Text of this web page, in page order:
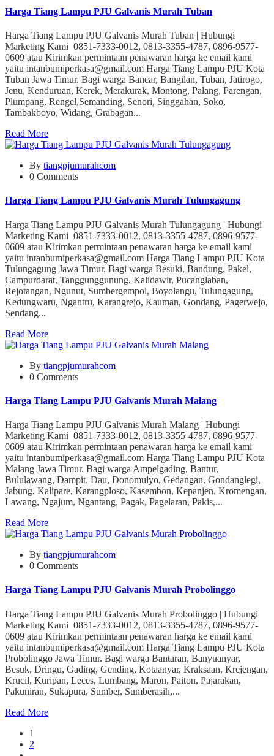
Harga Tiang Lampu PJU Galvanis Murah Tuban
Harga Tiang Lampu PJU Galvanis Murah Tuban | Hubungi
Marketing Kami 0851-7333-0012, 0813-3355-4787, 0896-9577-
0609 atau Kirimkan permintaan penawaran harga ke email kami
yaitu intanbumiperkasa@gmail.com Harga Tiang Lampu PJU Kota
Tuban Jawa Timur. Bagi warga Bancar, Bangilan, Tuban, Jatirogo,
Jenu, Kenduruan, Kerek, Merakurak, Montong, Palang, Parengan,
Plumpang, Rengel,Semanding, Senori, Singgahan, Soko,
Tambakboyo, Widang, Grabagan...
Read More
By tiangpjumurahcom
0 Comments
Harga Tiang Lampu PJU Galvanis Murah Tulungagung
Harga Tiang Lampu PJU Galvanis Murah Tulungagung | Hubungi
Marketing Kami 0851-7333-0012, 0813-3355-4787, 0896-9577-
0609 atau Kirimkan permintaan penawaran harga ke email kami
yaitu intanbumiperkasa@gmail.com Harga Tiang Lampu PJU Kota
Tulungagung Jawa Timur. Bagi warga Besuki, Bandung, Pakel,
Campurdarat, Tanggunggunung, Kalidawir, Pucanglaban,
Rejotangan, Ngunut, Sumbergempol, Boyolangu, Tulungagung,
Kedungwaru, Ngantru, Karangrejo, Kauman, Gondang, Pagerwejo,
Sendang...
Read More
By tiangpjumurahcom
0 Comments
Harga Tiang Lampu PJU Galvanis Murah Malang
Harga Tiang Lampu PJU Galvanis Murah Malang | Hubungi
Marketing Kami 0851-7333-0012, 0813-3355-4787, 0896-9577-
0609 atau Kirimkan permintaan penawaran harga ke email kami
yaitu intanbumiperkasa@gmail.com Harga Tiang Lampu PJU Kota
Malang Jawa Timur. Bagi warga Ampelgading, Bantur,
Bululawang, Dampit, Dau, Donomulyo, Gedangan, Gondanglegi,
Jabung, Kalipare, Karangploso, Kasembon, Kepanjen, Kromengan,
Lawang, Ngajum, Ngantang, Pagak, Pagelaran, Pakis,...
Read More
By tiangpjumurahcom
0 Comments
Harga Tiang Lampu PJU Galvanis Murah Probolinggo
Harga Tiang Lampu PJU Galvanis Murah Probolinggo | Hubungi
Marketing Kami 0851-7333-0012, 0813-3355-4787, 0896-9577-
0609 atau Kirimkan permintaan penawaran harga ke email kami
yaitu intanbumiperkasa@gmail.com Harga Tiang Lampu PJU Kota
Probolinggo Jawa Timur. Bagi warga Bantaran, Banyuanyar,
Besuk, Dringu, Gading, Gending, Kotaanyar, Kraksaan, Krejengan,
Krucil, Kuripan, Leces, Lumbang, Maron, Paiton, Pajarakan,
Pakuniran, Sukapura, Sumber, Sumberasih,...
Read More
1
2